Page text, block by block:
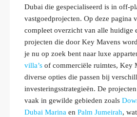
Dubai die gespecialiseerd is in off-
vastgoedprojecten. Op deze pagina
compleet overzicht van alle huidige
projecten die door Key Mavens
je nu op zoek bent naar luxe
villa’s of commerciële ruimtes, Key
diverse opties die passen bij
investeringsstrategieën. De
vaak in gewilde gebieden zoals
Dubai Marina en Palm Jumeirah,